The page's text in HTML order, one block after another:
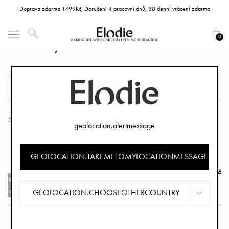
Doprava zdarma 1499Kč, Doručení 4 pracovní dnů, 30 denní vrácení zdarma
0
Pláštěnky na kočárek
5 Produkty
Recyklovaných
materiálů
Pláštěnka na kočárek - Tender Taupe
940 Kč
geolocation.alertmessage
GEOLOCATION.TAKEMETOMYLOCATIONMESSAGE
GEOLOCATION.CHOOSEOTHERCOUNTRY